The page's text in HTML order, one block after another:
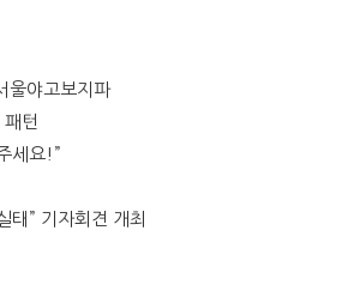
울야고보지파
턴
세요!”
태” 기자회견 개최